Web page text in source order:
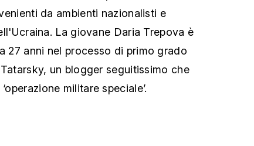
da ambienti nazionalisti e
La giovane Daria Trepova è
27 anni nel processo di primo grado
un blogger seguitissimo che
militare speciale’.